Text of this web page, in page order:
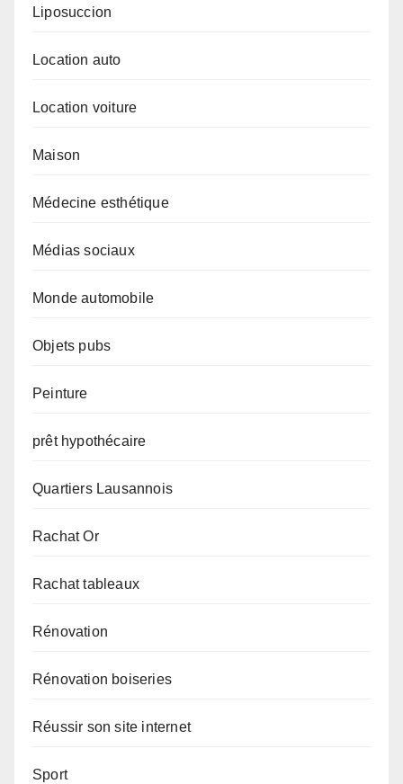
Liposuccion
Location auto
Location voiture
Maison
Médecine esthétique
Médias sociaux
Monde automobile
Objets pubs
Peinture
prêt hypothécaire
Quartiers Lausannois
Rachat Or
Rachat tableaux
Rénovation
Rénovation boiseries
Réussir son site internet
Sport